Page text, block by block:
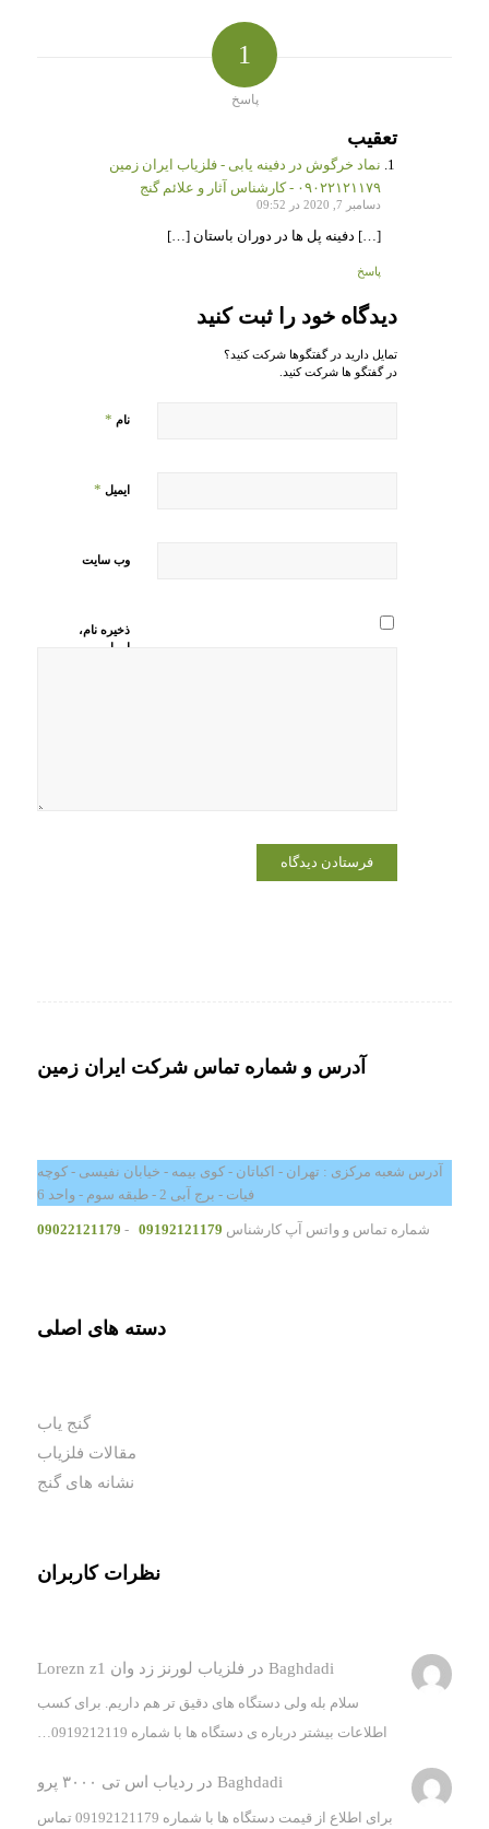
1
پاسخ
تعقیب
نماد خرگوش در دفینه یابی - فلزیاب ایران زمین
۰۹۰۲۲۱۲۱۱۷۹ - کارشناس آثار و علائم گنج
دسامبر 7, 2020 در 09:52
[…] دفینه پل ها در دوران باستان […]
پاسخ
دیدگاه خود را ثبت کنید
تمایل دارید در گفتگوها شرکت کنید؟
در گفتگو ها شرکت کنید.
نام *
ایمیل *
وب‌ سایت
ذخیره نام،
ایمیل و
آدرس و شماره تماس شرکت ایران زمین
آدرس شعبه مرکزی : تهران - اکباتان - کوی بیمه - خیابان نفیسی - کوچه
فیات - برج آبی 2 - طبقه سوم - واحد 6
شماره تماس و واتس آپ کارشناس 09192121179
-
09022121179
دسته های اصلی
گنج یاب
مقالات فلزیاب
نشانه های گنج
نظرات کاربران
Baghdadi در فلزیاب لورنز زد وان Lorezn z1
سلام بله ولی دستگاه های دقیق تر هم داریم. برای کسب
اطلاعات بیشتر درباره ی دستگاه ها با شماره 0919212119…
Baghdadi درردیاب اس تی ۳۰۰۰ پرو
برای اطلاع از قیمت دستگاه ها با شماره 09192121179 تماس